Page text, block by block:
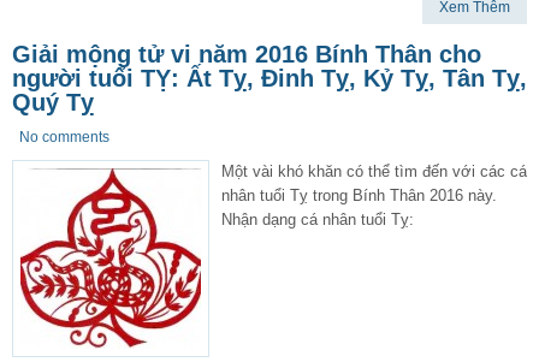
Xem Thêm
Giải mộng tử vi năm 2016 Bính Thân cho
người tuổi TỴ: Ất Tỵ, Đinh Tỵ, Kỷ Tỵ, Tân Tỵ,
Quý Tỵ
No comments
Một vài khó khăn có thể tìm đến với các cá
nhân tuổi Tỵ trong Bính Thân 2016 này.
Nhận dạng cá nhân tuổi Tỵ: